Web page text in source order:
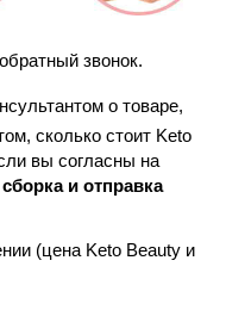
звонок.
о товаре,
сколько стоит Keto
вы согласны на
и отправка
(цена Keto Beauty и